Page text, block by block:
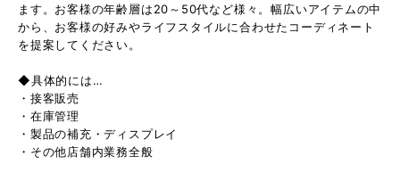
ます。お客様の年齢層は20～50代など様々。幅広いアイテムの中
から、お客様の好みやライフスタイルに合わせたコーディネート
を提案してください。
◆具体的には…
・接客販売
・在庫管理
・製品の補充・ディスプレイ
・その他店舗内業務全般